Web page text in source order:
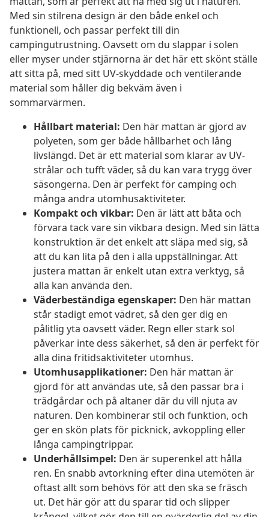
Med sin stilrena design är den både enkel och
funktionell, och passar perfekt till din
campingutrustning. Oavsett om du slappar i solen
eller myser under stjärnorna är det här ett skönt ställe
att sitta på, med sitt UV-skyddade och ventilerande
material som håller dig bekväm även i
sommarvärmen.
Hållbart material: Den här mattan är gjord av
polyeten, som ger både hållbarhet och lång
livslängd. Det är ett material som klarar av UV-
strålar och tufft väder, så du kan vara trygg över
säsongerna. Den är perfekt för camping och
många andra utomhusaktiviteter.
Kompakt och vikbar: Den är lätt att båta och
förvara tack vare sin vikbara design. Med sin lätta
konstruktion är det enkelt att släpa med sig, så
att du kan lita på den i alla uppställningar. Att
justera mattan är enkelt utan extra verktyg, så
alla kan använda den.
Väderbeständiga egenskaper: Den här mattan
står stadigt emot vädret, så den ger dig en
pålitlig yta oavsett väder. Regn eller stark sol
påverkar inte dess säkerhet, så den är perfekt för
alla dina fritidsaktiviteter utomhus.
Utomhusapplikationer: Den här mattan är
gjord för att användas ute, så den passar bra i
trädgårdar och på altaner där du vill njuta av
naturen. Den kombinerar stil och funktion, och
ger en skön plats för picknick, avkoppling eller
långa campingtrippar.
Underhållsimpel: Den är superenkel att hålla
ren. En snabb avtorkning efter dina utemöten är
oftast allt som behövs för att den ska se fräsch
ut. Det här gör att du sparar tid och slipper